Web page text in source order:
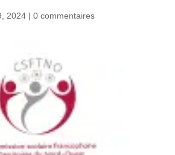
2024| 0 commentaires